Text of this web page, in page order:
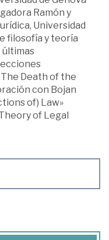
Ramón y
Universidad
filosofía y teoría
últimas
Death of the
con Bojan
of) Law»
of Legal